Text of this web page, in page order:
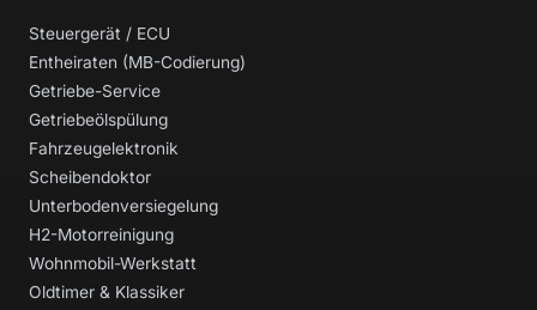
Steuergerät / ECU
Entheiraten (MB-Codierung)
Getriebe-Service
Getriebeölspülung
Fahrzeugelektronik
Scheibendoktor
Unterbodenversiegelung
H2-Motorreinigung
Wohnmobil-Werkstatt
Oldtimer & Klassiker